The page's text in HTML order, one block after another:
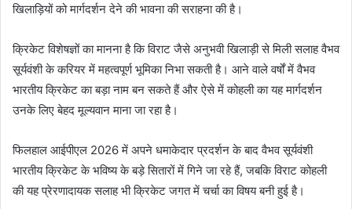
खिलाड़ियों को मार्गदर्शन देने की भावना की सराहना की है।
क्रिकेट विशेषज्ञों का मानना है कि विराट जैसे अनुभवी खिलाड़ी से मिली सलाह वैभव
सूर्यवंशी के करियर में महत्वपूर्ण भूमिका निभा सकती है। आने वाले वर्षों में वैभव
भारतीय क्रिकेट का बड़ा नाम बन सकते हैं और ऐसे में कोहली का यह मार्गदर्शन
उनके लिए बेहद मूल्यवान माना जा रहा है।
फिलहाल आईपीएल 2026 में अपने धमाकेदार प्रदर्शन के बाद वैभव सूर्यवंशी
भारतीय क्रिकेट के भविष्य के बड़े सितारों में गिने जा रहे हैं, जबकि विराट कोहली
की यह प्रेरणादायक सलाह भी क्रिकेट जगत में चर्चा का विषय बनी हुई है।